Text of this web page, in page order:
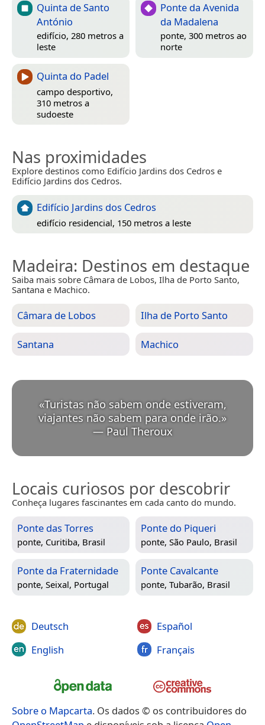
Quinta de Santo
António
edifício, 280 metros a
leste
Ponte da Avenida
da Madalena
ponte, 300 metros ao
norte
Quinta do Padel
campo desportivo,
310 metros a
sudoeste
Nas proximidades
Explore destinos como Edifício Jardins dos Cedros e
Edifício Jardins dos Cedros.
Edifício Jardins dos Cedros
edifício residencial, 150 metros a leste
Madeira: Destinos em destaque
Saiba mais sobre Câmara de Lobos, Ilha de Porto Santo,
Santana e Machico.
Câmara de Lobos Ilha de Porto Santo
Santana Machico
«Turistas não sabem onde estiveram,
viajantes não sabem para onde irão.
— Paul Theroux
Locais curiosos por descobrir
Conheça lugares fascinantes em cada canto do mundo.
Ponte das Torres
ponte, Curitiba, Brasil
Ponte do Piqueri
ponte, São Paulo, Brasil
Ponte da Fraternidade
ponte, Seixal, Portugal
Ponte Cavalcante
ponte, Tubarão, Brasil
Deutsch
English
Español
Français
Sobre o Mapcarta. Os dados © os contribuidores do